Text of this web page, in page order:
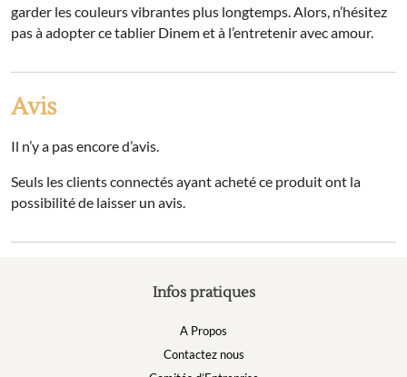
garder les couleurs vibrantes plus longtemps. Alors, n’hésitez
pas à adopter ce tablier Dinem et à l’entretenir avec amour.
Avis
Il n’y a pas encore d’avis.
Seuls les clients connectés ayant acheté ce produit ont la
possibilité de laisser un avis.
Infos pratiques
A Propos
Contactez nous